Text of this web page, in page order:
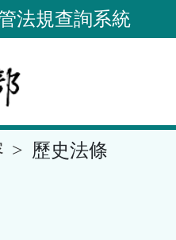
法規查詢系統
歷史法條